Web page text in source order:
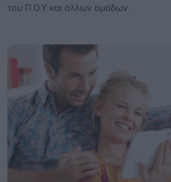
του Π.Ο.Υ και άλλων ομάδων.